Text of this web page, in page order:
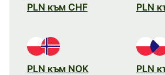
PLN към CHF PLN
PLN към NOK PLN